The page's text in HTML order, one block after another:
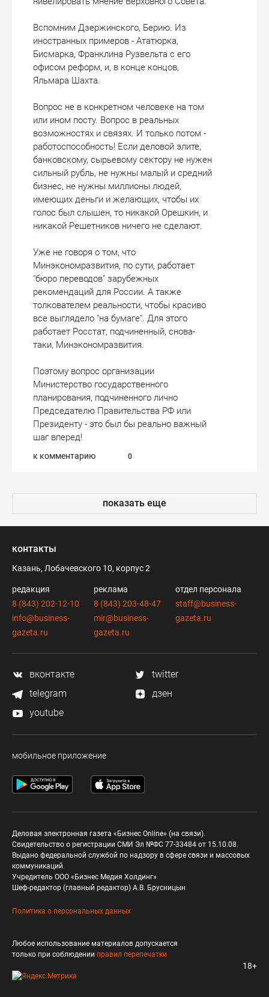
Вспомним Дзержинского, Берию. Из
иностранных примеров - Ататюрка,
Бисмарка, Франклина Рузвельта с его
офисом реформ, и, в конце концов,
Яльмара Шахта.
Вопрос не в конкретном человеке на том
или ином посту. Вопрос в реальных
возможностях и связях. И только потом -
работоспособность! Если деловой элите,
банковскому, сырьевому сектору не нужен
сильный рубль, не нужны малый и средний
бизнес, не нужны миллионы людей,
имеющих деньги и желающих, чтобы их
голос был слышен, то никакой Орешкин, и
никакой Решетников ничего не сделают.
Уже не говоря о том, что
Минэкономразвития, по сути, работает
"бюро переводов" зарубежных
рекомендаций для России. А также
толкователем реальности, чтобы красиво
все выглядело "на бумаге". Для этого
работает Росстат, подчиненный, снова-
таки, Минэкономразвития.
Поэтому вопрос организации
Министерство государственного
планирования, подчиненного лично
Председателю Правительства РФ или
Президенту - это был бы реально важный
шаг вперед!
к комментарию 0
показать еще
контакты
Казань, Лобачевского 10, корпус 2
редакция
8 (843) 202-12-10
info@business-
gazeta.ru
реклама
8 (843) 203-48-47
mir@business-
gazeta.ru
отдел персонала
staff@business-
gazeta.ru
вконтакте
twitter
telegram
дзен
youtube
мобильное приложение
Деловая электронная газета «Бизнес Online» (на связи).
Свидетельство о регистрации СМИ Эл №ФС 77-33484 от 15.10.08.
Выдано федеральной службой по надзору в сфере связи и массовых
коммуникаций.
Учредитель ООО «Бизнес Медия Холдинг»
Шеф-редактор (главный редактор) А.В. Брусницын
Политика о персональных данных
Любое использование материалов допускается
только при соблюдении правил перепечатки
18+